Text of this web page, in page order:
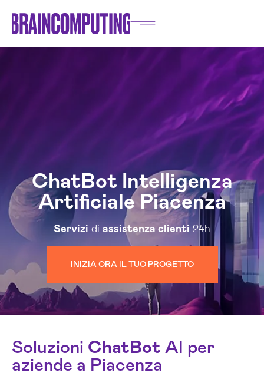
ChatBot Intelligenza
Artificiale Piacenza
Servizi di assistenza clienti 24h
INIZIA ORA IL TUO PROGETTO
Soluzioni ChatBot AI per
aziende a Piacenza